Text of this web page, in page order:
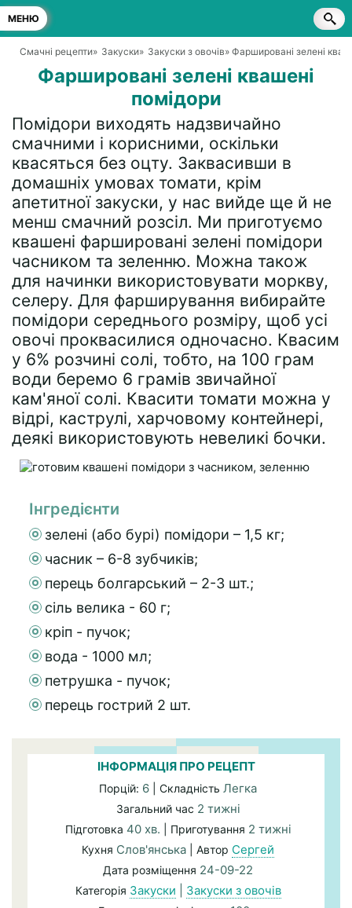
МЕНЮ
Смачні рецепти» Закуски» Закуски з овочів» Фаршировані зелені
Фаршировані зелені квашені
помідори
Помідори виходять надзвичайно
смачними і корисними, оскільки
квасяться без оцту. Заквасивши в
домашніх умовах томати, крім
апетитної закуски, у нас вийде ще й не
менш смачний розсіл. Ми приготуємо
квашені фаршировані зелені помідори
часником та зеленню. Можна також
для начинки використовувати моркву,
селеру. Для фарширування вибирайте
помідори середнього розміру, щоб усі
овочі проквасилися одночасно. Квасим
у 6% розчині солі, тобто, на 100 грам
води беремо 6 грамів звичайної
кам'яної солі. Квасити томати можна у
відрі, каструлі, харчовому контейнері,
деякі використовують невеликі бочки.
Інгредієнти
зелені (або бурі) помідори – 1,5 кг;
часник – 6-8 зубчиків;
перець болгарський – 2-3 шт.;
сіль велика - 60 г;
кріп - пучок;
вода - 1000 мл;
петрушка - пучок;
перець гострий 2 шт.
ІНФОРМАЦІЯ ПРО РЕЦЕПТ
Порцій: 6 | Складність Легка
Загальний час 2 тижні
Підготовка 40 хв. | Приготування 2 тижні
Кухня Слов'янська | Автор Сергей
Дата розміщення 24-09-22
Категорія Закуски Закуски з овочів